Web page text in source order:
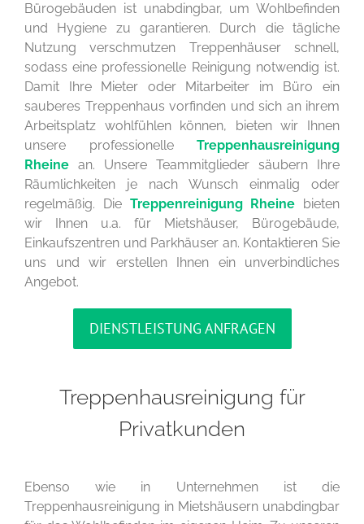
Bürogebäuden ist unabdingbar, um Wohlbefinden
und Hygiene zu garantieren. Durch die tägliche
Nutzung verschmutzen Treppenhäuser schnell,
sodass eine professionelle Reinigung notwendig ist.
Damit Ihre Mieter oder Mitarbeiter im Büro ein
sauberes Treppenhaus vorfinden und sich an ihrem
Arbeitsplatz wohlfühlen können, bieten wir Ihnen
unsere professionelle Treppenhausreinigung
Rheine an. Unsere Teammitglieder säubern Ihre
Räumlichkeiten je nach Wunsch einmalig oder
regelmäßig. Die Treppenreinigung Rheine bieten
wir Ihnen u.a. für Mietshäuser, Bürogebäude,
Einkaufszentren und Parkhäuser an. Kontaktieren Sie
uns und wir erstellen Ihnen ein unverbindliches
Angebot.
DIENSTLEISTUNG ANFRAGEN
Treppenhausreinigung für
Privatkunden
Ebenso wie in Unternehmen ist die
Treppenhausreinigung in Mietshäusern unabdingbar